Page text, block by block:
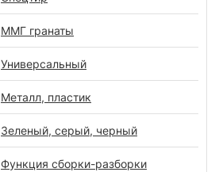
ММГ гранаты
Универсальный
Металл, пластик
Зеленый, серый, черный
Функция сборки-разборки